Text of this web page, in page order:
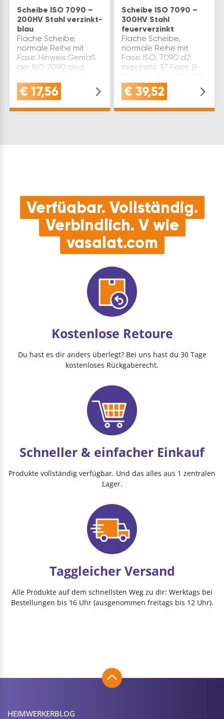
Scheibe ISO 7090 –
200HV Stahl verzinkt-
blau
Flache Scheibe,
normale Reihe mit
Fase. Hinweis:Gemäß
der ISO 7090 sind
der Form B (mit Fase)
nur für die metrischen
€ 17,56
Scheibe ISO 7090 –
300HV Stahl
feuerverzinkt
Flache Scheibe,
normale Reihe mit
Fase. ISO: 7090 d2
max.(mm): 37 Form: B
d1(mm): 21 s(mm): 3 für
ø: M20 Oberfläche:
€ 39,52
Verfügbar. Vollständig.
Verbindlich. V wie
vasalat.com
Kostenlose Retoure
Du hast es dir anders überlegt? Bei uns hast du 30 Tage
kostenloses Rückgaberecht.
Schneller & einfacher Einkauf
Produkte vollständig verfügbar. Und das alles aus 1 zentralen
Lager.
Taggleicher Versand
Alle Produkte auf dem schnellsten Weg zu dir: Werktags bei
Bestellungen bis 16 Uhr (ausgenommen freitags bis 12 Uhr).
HEIMWERKER­BLOG